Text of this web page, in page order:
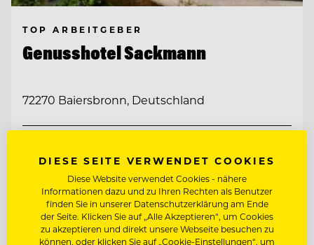
TOP ARBEITGEBER
Genusshotel Sackmann
72270 Baiersbronn, Deutschland
CHEF DE RANG
Entdecke alle Jobs
DIESE SEITE VERWENDET COOKIES
Diese Website verwendet Cookies - nähere
Informationen dazu und zu Ihren Rechten als Benutzer
finden Sie in unserer Datenschutzerklärung am Ende
der Seite. Klicken Sie auf „Alle Akzeptieren“, um Cookies
zu akzeptieren und direkt unsere Webseite besuchen zu
können, oder klicken Sie auf „Cookie-Einstellungen“, um